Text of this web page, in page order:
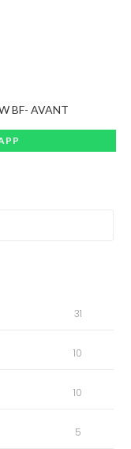
BF- AVANT
31
10
10
5